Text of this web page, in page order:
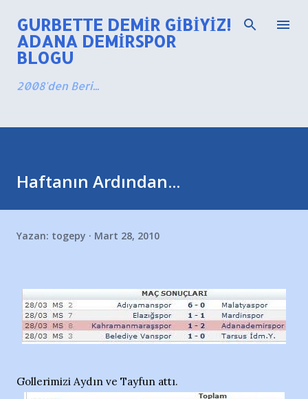
Ana içeriğe atla
GURBETTE DEMIR GIBIYIZ!
ADANA DEMIRSPOR
BLOGU
2008'den Beri...
Haftanın Ardından...
Yazan: togepy Mart 28, 2010
Gollerimizi Aydın ve Tayfun attı.